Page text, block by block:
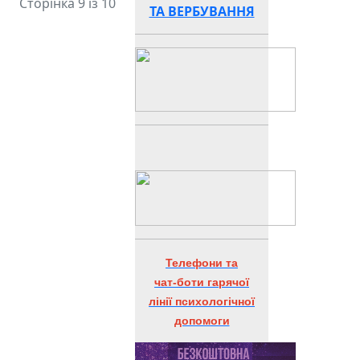
ТА ВЕРБУВАННЯ
Телефони та
чат-боти гарячої
лінії психологічної
допомоги